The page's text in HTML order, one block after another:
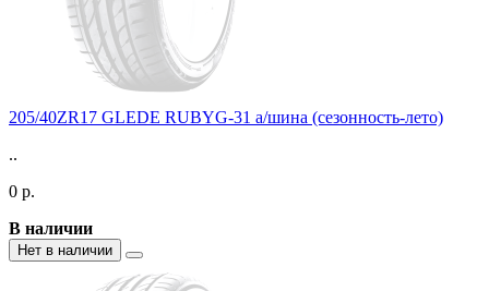
205/40ZR17 GLEDE RUBYG-31 а/шина (сезонность-лето)
..
0 р.
В наличии
Нет в наличии